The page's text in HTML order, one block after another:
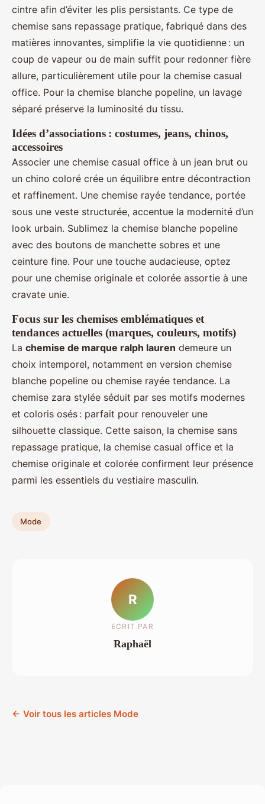
cintre afin d’éviter les plis persistants. Ce type de
chemise sans repassage pratique, fabriqué dans des
matières innovantes, simplifie la vie quotidienne : un
coup de vapeur ou de main suffit pour redonner fière
allure, particulièrement utile pour la chemise casual
office. Pour la chemise blanche popeline, un lavage
séparé préserve la luminosité du tissu.
Idées d’associations : costumes, jeans, chinos,
accessoires
Associer une chemise casual office à un jean brut ou
un chino coloré crée un équilibre entre décontraction
et raffinement. Une chemise rayée tendance, portée
sous une veste structurée, accentue la modernité d’un
look urbain. Sublimez la chemise blanche popeline
avec des boutons de manchette sobres et une
ceinture fine. Pour une touche audacieuse, optez
pour une chemise originale et colorée assortie à une
cravate unie.
Focus sur les chemises emblématiques et
tendances actuelles (marques, couleurs, motifs)
La chemise de marque ralph lauren demeure un
choix intemporel, notamment en version chemise
blanche popeline ou chemise rayée tendance. La
chemise zara stylée séduit par ses motifs modernes
et coloris osés : parfait pour renouveler une
silhouette classique. Cette saison, la chemise sans
repassage pratique, la chemise casual office et la
chemise originale et colorée confirment leur présence
parmi les essentiels du vestiaire masculin.
Mode
R
ECRIT PAR
Raphaël
← Voir tous les articles Mode